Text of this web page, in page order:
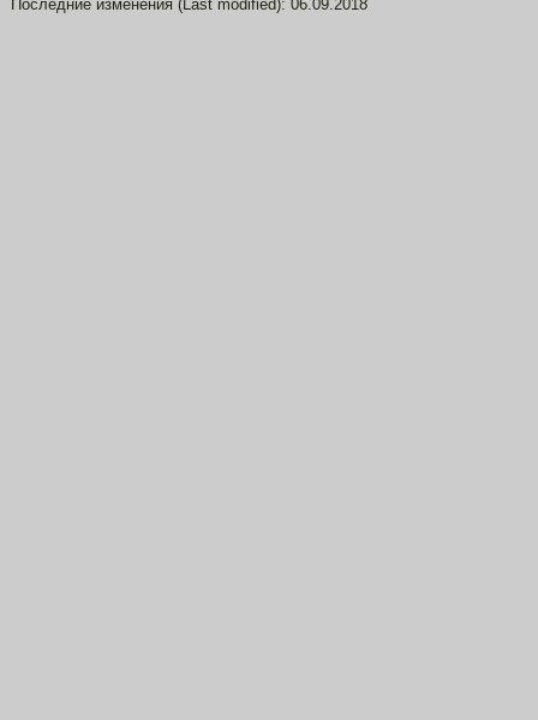
Последние изменения (Last modified): 06.09.2018